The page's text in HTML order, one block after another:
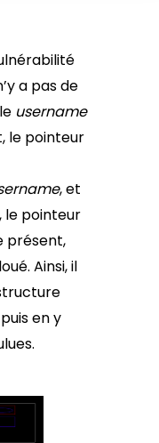
a pas de
username
le pointeur
, et
le pointeur
présent,
Ainsi, il
en y